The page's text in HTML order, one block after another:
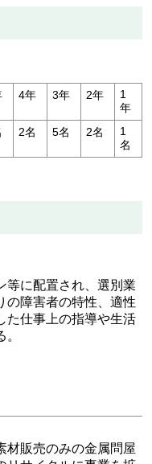
4年 3年 2年
1
年
2名 5名 2名
1
名
等に配置され、選別業
の障害者の特性、適性
た仕事上の指導や生活
材販売のみの金属問屋